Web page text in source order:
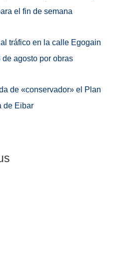
el fin de semana
tráfico en la calle Egogain
de agosto por obras
de «conservador» el Plan
de Eibar